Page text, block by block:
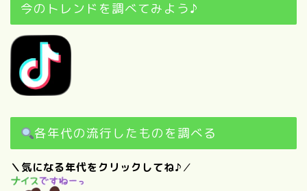
今のトレンドを調べてみよう♪
各年代の流行したものを調べる
＼気になる年代をクリックしてね♪／